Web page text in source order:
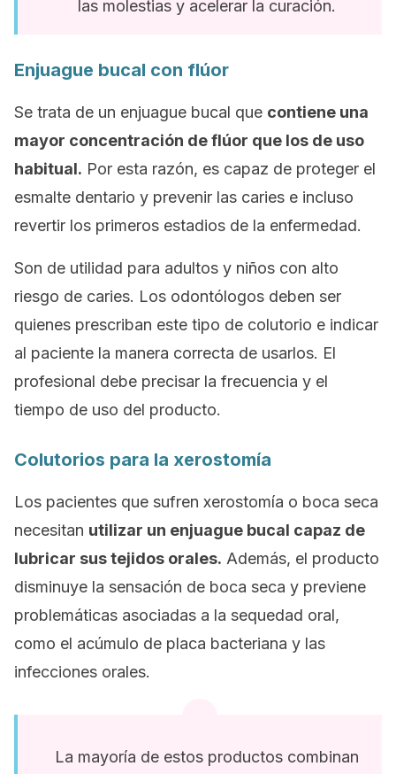
las molestias y acelerar la curación.
Enjuague bucal con flúor
Se trata de un enjuague bucal que contiene una
mayor concentración de flúor que los de uso
habitual. Por esta razón, es capaz de proteger el
esmalte dentario y prevenir las caries e incluso
revertir los primeros estadios de la enfermedad.
Son de utilidad para adultos y niños con alto
riesgo de caries. Los odontólogos deben ser
quienes prescriban este tipo de colutorio e indicar
al paciente la manera correcta de usarlos. El
profesional debe precisar la frecuencia y el
tiempo de uso del producto.
Colutorios para la xerostomía
Los pacientes que sufren xerostomía o boca seca
necesitan utilizar un enjuague bucal capaz de
lubricar sus tejidos orales. Además, el producto
disminuye la sensación de boca seca y previene
problemáticas asociadas a la sequedad oral,
como el acúmulo de placa bacteriana y las
infecciones orales.
La mayoría de estos productos combinan